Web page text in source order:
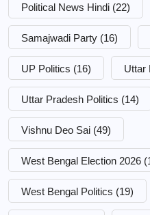
Political News Hindi (22)
Samajwadi Party (16)
UP Politics (16) Uttar
Uttar Pradesh Politics (14)
Vishnu Deo Sai (49)
West Bengal Election 2026
West Bengal Politics (19)